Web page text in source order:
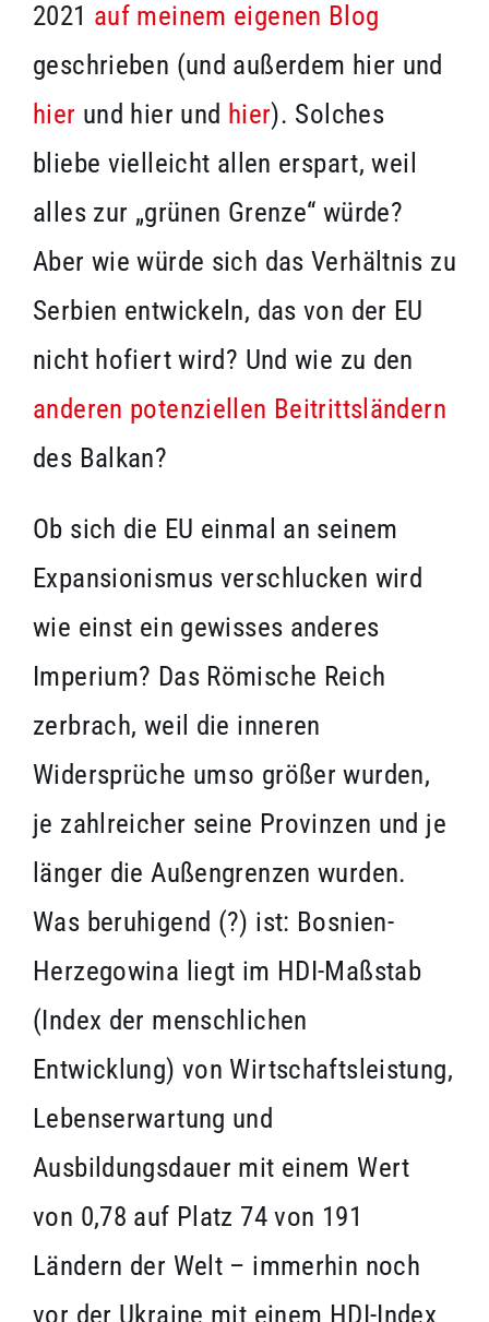
2021 auf meinem eigenen Blog
geschrieben (und außerdem hier und
hier und hier und hier). Solches
bliebe vielleicht allen erspart, weil
alles zur „grünen Grenze“ würde?
Aber wie würde sich das Verhältnis zu
Serbien entwickeln, das von der EU
nicht hofiert wird? Und wie zu den
anderen potenziellen Beitrittsländern
des Balkan?
Ob sich die EU einmal an seinem
Expansionismus verschlucken wird
wie einst ein gewisses anderes
Imperium? Das Römische Reich
zerbrach, weil die inneren
Widersprüche umso größer wurden,
je zahlreicher seine Provinzen und je
länger die Außengrenzen wurden.
Was beruhigend (?) ist: Bosnien-
Herzegowina liegt im HDI-Maßstab
(Index der menschlichen
Entwicklung) von Wirtschaftsleistung,
Lebenserwartung und
Ausbildungsdauer mit einem Wert
von 0,78 auf Platz 74 von 191
Ländern der Welt – immerhin noch
vor der Ukraine mit einem HDI-Index